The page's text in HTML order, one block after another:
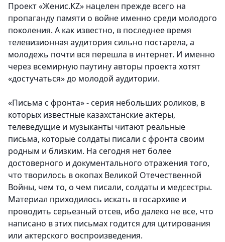
Проект«Женис.KZ» нацелен прежде всего на
пропаганду памяти о войне именно среди молодого
поколения. А как известно, в последнее время
телевизионная аудитория сильно постарела, а
молодежь почти вся перешла в интернет. И именно
через всемирную паутину авторы проекта хотят
«достучаться» до молодой аудитории.
«Письма с фронта» - серия небольших роликов, в
которых известные казахстанские актеры,
телеведущие и музыканты читают реальные
письма, которые солдаты писали с фронта своим
родным и близким. На сегодня нет более
достоверного и документального отражения того,
что творилось в окопах Великой Отечественной
Войны, чем то, о чем писали, солдаты и медсестры.
Материал приходилось искать в госархиве и
проводить серьезный отсев, ибо далеко не все, что
написано в этих письмах годится для цитирования
или актерского воспроизведения.